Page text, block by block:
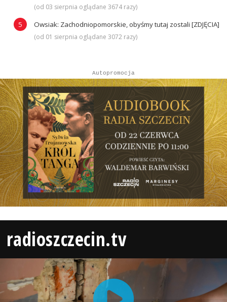
(od 03 sierpnia oglądane 3674 razy)
Owsiak: Zachodniopomorskie, obyśmy tutaj zostali [ZDJĘCIA]
(od 01 sierpnia oglądane 3072 razy)
Autopromocja
radioszczecin.tv